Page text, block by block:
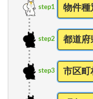
step1
step2
step3